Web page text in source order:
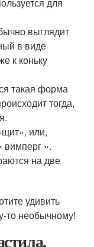
для
выглядит
в виде
к коньку
такая форма
тогда,
или,
вимперг ».
на две
удивить
то необычному!